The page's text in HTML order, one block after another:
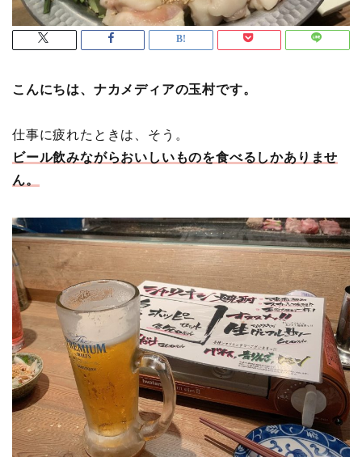
こんにちは、ナカメディアの玉村です。
仕事に疲れたときは、そう。
ビール飲みながらおいしいものを食べるしかありませ
ん。